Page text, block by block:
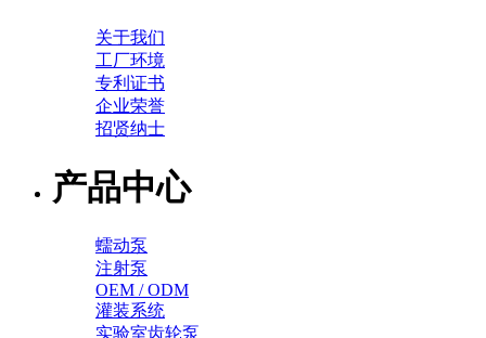
关于我们
工厂环境
专利证书
企业荣誉
招贤纳士
产品中心
蠕动泵
注射泵
OEM / ODM
灌装系统
实验室齿轮泵